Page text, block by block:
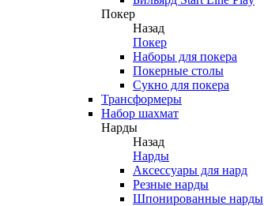
Покер
Назад
Покер
Наборы для покера
Покерные столы
Сукно для покера
Трансформеры
Набор шахмат
Нарды
Назад
Нарды
Аксессуары для нард
Резные нарды
Шпонированные нарды